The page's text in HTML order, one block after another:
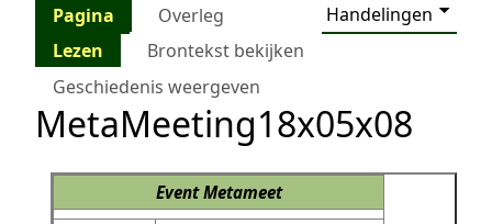
Pagina Overleg
Handelingen
Lezen
Brontekst bekijken
Geschiedenis weergeven
MetaMeeting18x05x08
EventMetameet